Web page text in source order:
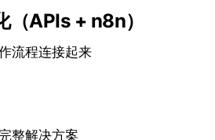
（APIs + n8n）
流程连接起来
整解决方案